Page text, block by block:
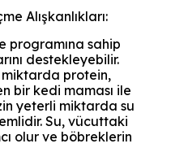
Alışkanlıkları:
programına sahip
destekleyebilir.
miktarda protein,
bir kedi maması ile
yeterli miktarda su
Su, vücuttaki
olur ve böbreklerin